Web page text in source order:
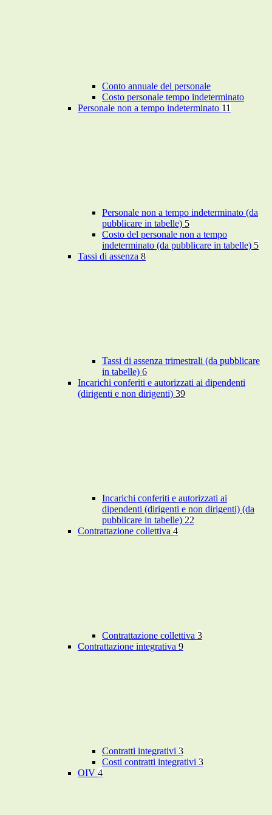
Conto annuale del personale
Costo personale tempo indeterminato
Personale non a tempo indeterminato 11
Personale non a tempo indeterminato (da
pubblicare in tabelle) 5
Costo del personale non a tempo
indeterminato (da pubblicare in tabelle) 5
Tassi di assenza 8
Tassi di assenza trimestrali (da pubblicare
in tabelle) 6
Incarichi conferiti e autorizzati ai dipendenti
(dirigenti e non dirigenti) 39
Incarichi conferiti e autorizzati ai
dipendenti (dirigenti e non dirigenti) (da
pubblicare in tabelle) 22
Contrattazione collettiva 4
Contrattazione collettiva 3
Contrattazione integrativa 9
Contratti integrativi 3
Costi contratti integrativi 3
OIV 4